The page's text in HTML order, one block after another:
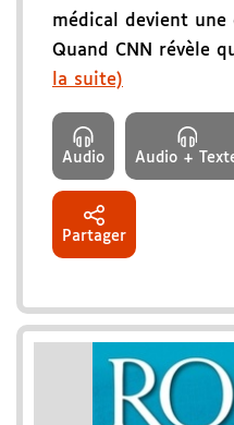
médical devient une
Quand CNN révèle
la suite)
Audio Audio +
Partager